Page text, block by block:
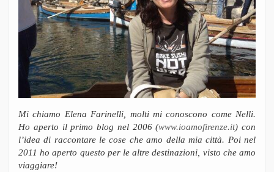
Mi chiamo Elena Farinelli, molti mi conoscono come Nelli.
Ho aperto il primo blog nel 2006 (www.ioamofirenze.it) con
l’idea di raccontare le cose che amo della mia città. Poi nel
2011 ho aperto questo per le altre destinazioni, visto che amo
viaggiare!